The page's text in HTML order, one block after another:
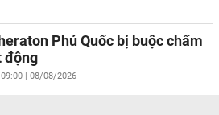
Phú Quốc bị buộc chấm
động
09:00 | 08/08/2026